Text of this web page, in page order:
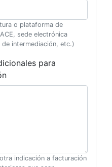
o plataforma de
sede electrónica
intermediación, etc.)
para
indicación a facturación